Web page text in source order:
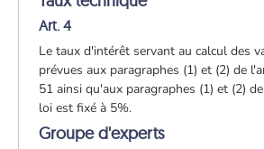
Art. 4
Le taux d'intérêt servant au calcul des
prévues aux paragraphes (1) et (2) de
51 ainsi qu'aux paragraphes (1) et (2)
loi est fixé à 5%.
Groupe d'experts